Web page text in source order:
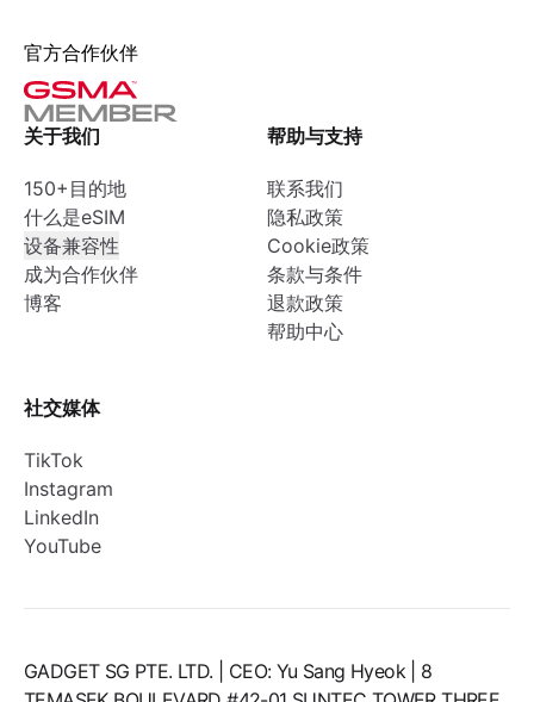
官方合作伙伴
关于我们
150+目的地
什么是eSIM
设备兼容性
成为合作伙伴
博客
帮助与支持
联系我们
隐私政策
Cookie政策
条款与条件
退款政策
帮助中心
社交媒体
TikTok
Instagram
LinkedIn
YouTube
GADGET SG PTE. LTD. | CEO: Yu Sang Hyeok | 8